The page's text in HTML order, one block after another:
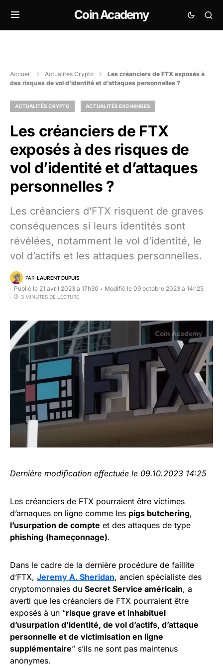
Coin Academy
Accueil Actualités Crypto
Les créanciers de FTX exposés à
des risques de vol d’identité et d’attaques personnelles ?
ACTUALITÉS CRYPTO ACTUALITÉS EXCHANGES
Les créanciers de FTX
exposés à des risques de
vol d’identité et d’attaques
personnelles ?
Les créanciers d’FTX risquent de graves
conséquences si leurs identités sont
révélées, notamment le vol d’identité, le
vol d’actifs et les attaques personnelles.
PAR LAURENT DUPUIS
Publié le 21 avril 2023 à 17h30 • Modifié le 09 octobre 2023 à 14h25
3 MINUTES DE LECTURE
Dernière modification effectuée le 09.10.2023 14:25
Les créanciers de FTX pourraient être victimes
d’arnaques en ligne comme les pigs butchering,
l’usurpation de compte et des attaques de type
phishing (hameçonnage).
Dans le cadre de la dernière procédure de faillite
d’FTX, Jeremy A. Sheridan, ancien spécialiste des
cryptomonnaies du Secret Service américain, a
averti que les créanciers de FTX pourraient être
exposés à un “risque grave et inhabituel
d’usurpation d’identité, de vol d’actifs, d’attaque
personnelle et de victimisation en ligne
supplémentaire” s’ils ne sont pas maintenus
anonymes.